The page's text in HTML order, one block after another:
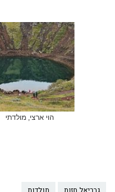
הוי ארצי, מולדתי